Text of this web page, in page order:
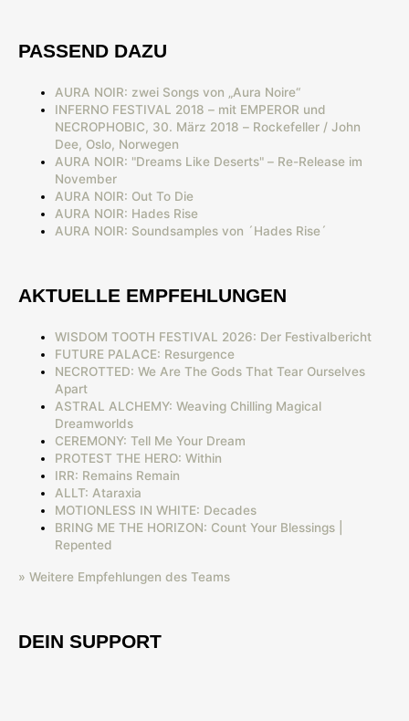
PASSEND DAZU
AURA NOIR: zwei Songs von „Aura Noire“
INFERNO FESTIVAL 2018 – mit EMPEROR und
NECROPHOBIC, 30. März 2018 – Rockefeller / John
Dee, Oslo, Norwegen
AURA NOIR: "Dreams Like Deserts" – Re-Release im
November
AURA NOIR: Out To Die
AURA NOIR: Hades Rise
AURA NOIR: Soundsamples von ´Hades Rise´
AKTUELLE EMPFEHLUNGEN
WISDOM TOOTH FESTIVAL 2026: Der Festivalbericht
FUTURE PALACE: Resurgence
NECROTTED: We Are The Gods That Tear Ourselves
Apart
ASTRAL ALCHEMY: Weaving Chilling Magical
Dreamworlds
CEREMONY: Tell Me Your Dream
PROTEST THE HERO: Within
IRR: Remains Remain
ALLT: Ataraxia
MOTIONLESS IN WHITE: Decades
BRING ME THE HORIZON: Count Your Blessings |
Repented
» Weitere Empfehlungen des Teams
DEIN SUPPORT